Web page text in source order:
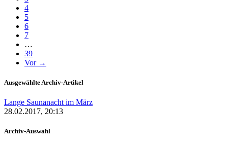
4
5
6
7
…
39
Vor →
Ausgewählte Archiv-Artikel
Lange Saunanacht im März
28.02.2017, 20:13
Archiv-Auswahl